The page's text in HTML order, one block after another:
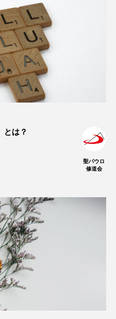
とは？
聖パウロ
修道会